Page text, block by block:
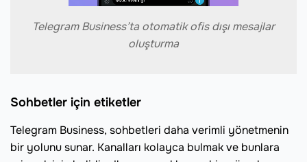
Telegram Business’ta otomatik ofis dışı mesajlar
oluşturma
Sohbetler için etiketler
Telegram Business, sohbetleri daha verimli yönetmenin
bir yolunu sunar. Kanalları kolayca bulmak ve bunlara